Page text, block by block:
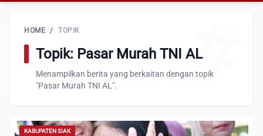
HOME / TOPIK
Topik: Pasar Murah TNI AL
Menampilkan berita yang berkaitan dengan topik
"Pasar Murah TNI AL".
KABUPATEN SIAK